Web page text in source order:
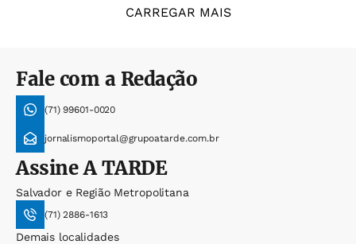
CARREGAR MAIS
Fale com a Redação
(71) 99601-0020
jornalismoportal@grupoatarde.com.br
AssineA TARDE
Salvador e Região Metropolitana
(71) 2886-1613
Demais localidades